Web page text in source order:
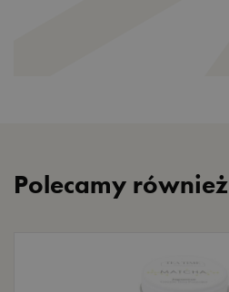
Polecamy również